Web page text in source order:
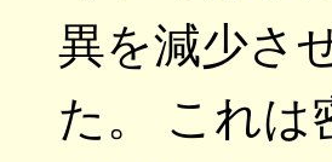
異を減少さ
た。 これは